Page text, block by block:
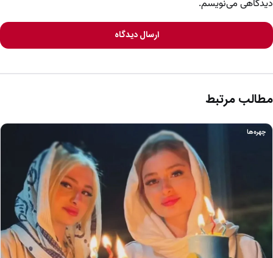
دیدگاهی می‌نویسم.
ارسال دیدگاه
مطالب مرتبط
چهره‌ها